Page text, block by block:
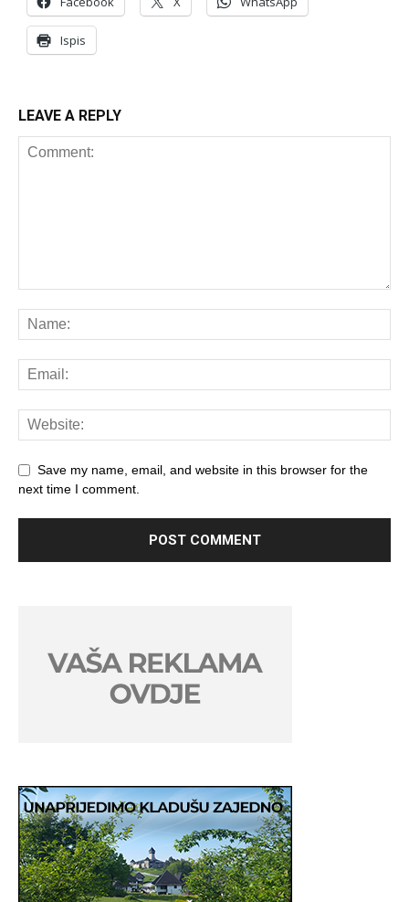
Ispis
LEAVE A REPLY
Save my name, email, and website in this browser for the
next time I comment.